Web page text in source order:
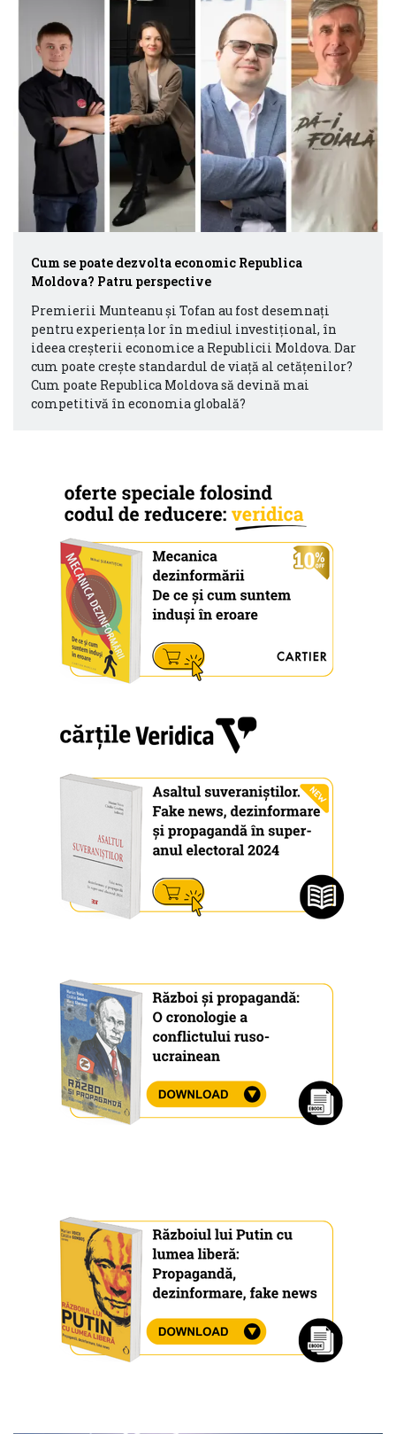
Cum se poate dezvolta economic Republica
Moldova? Patru perspective
Premierii Munteanu și Tofan au fost desemnați
pentru experiența lor în mediul investițional, în
ideea creșterii economice a Republicii Moldova. Dar
cum poate crește standardul de viață al cetățenilor?
Cum poate Republica Moldova să devină mai
competitivă în economia globală?